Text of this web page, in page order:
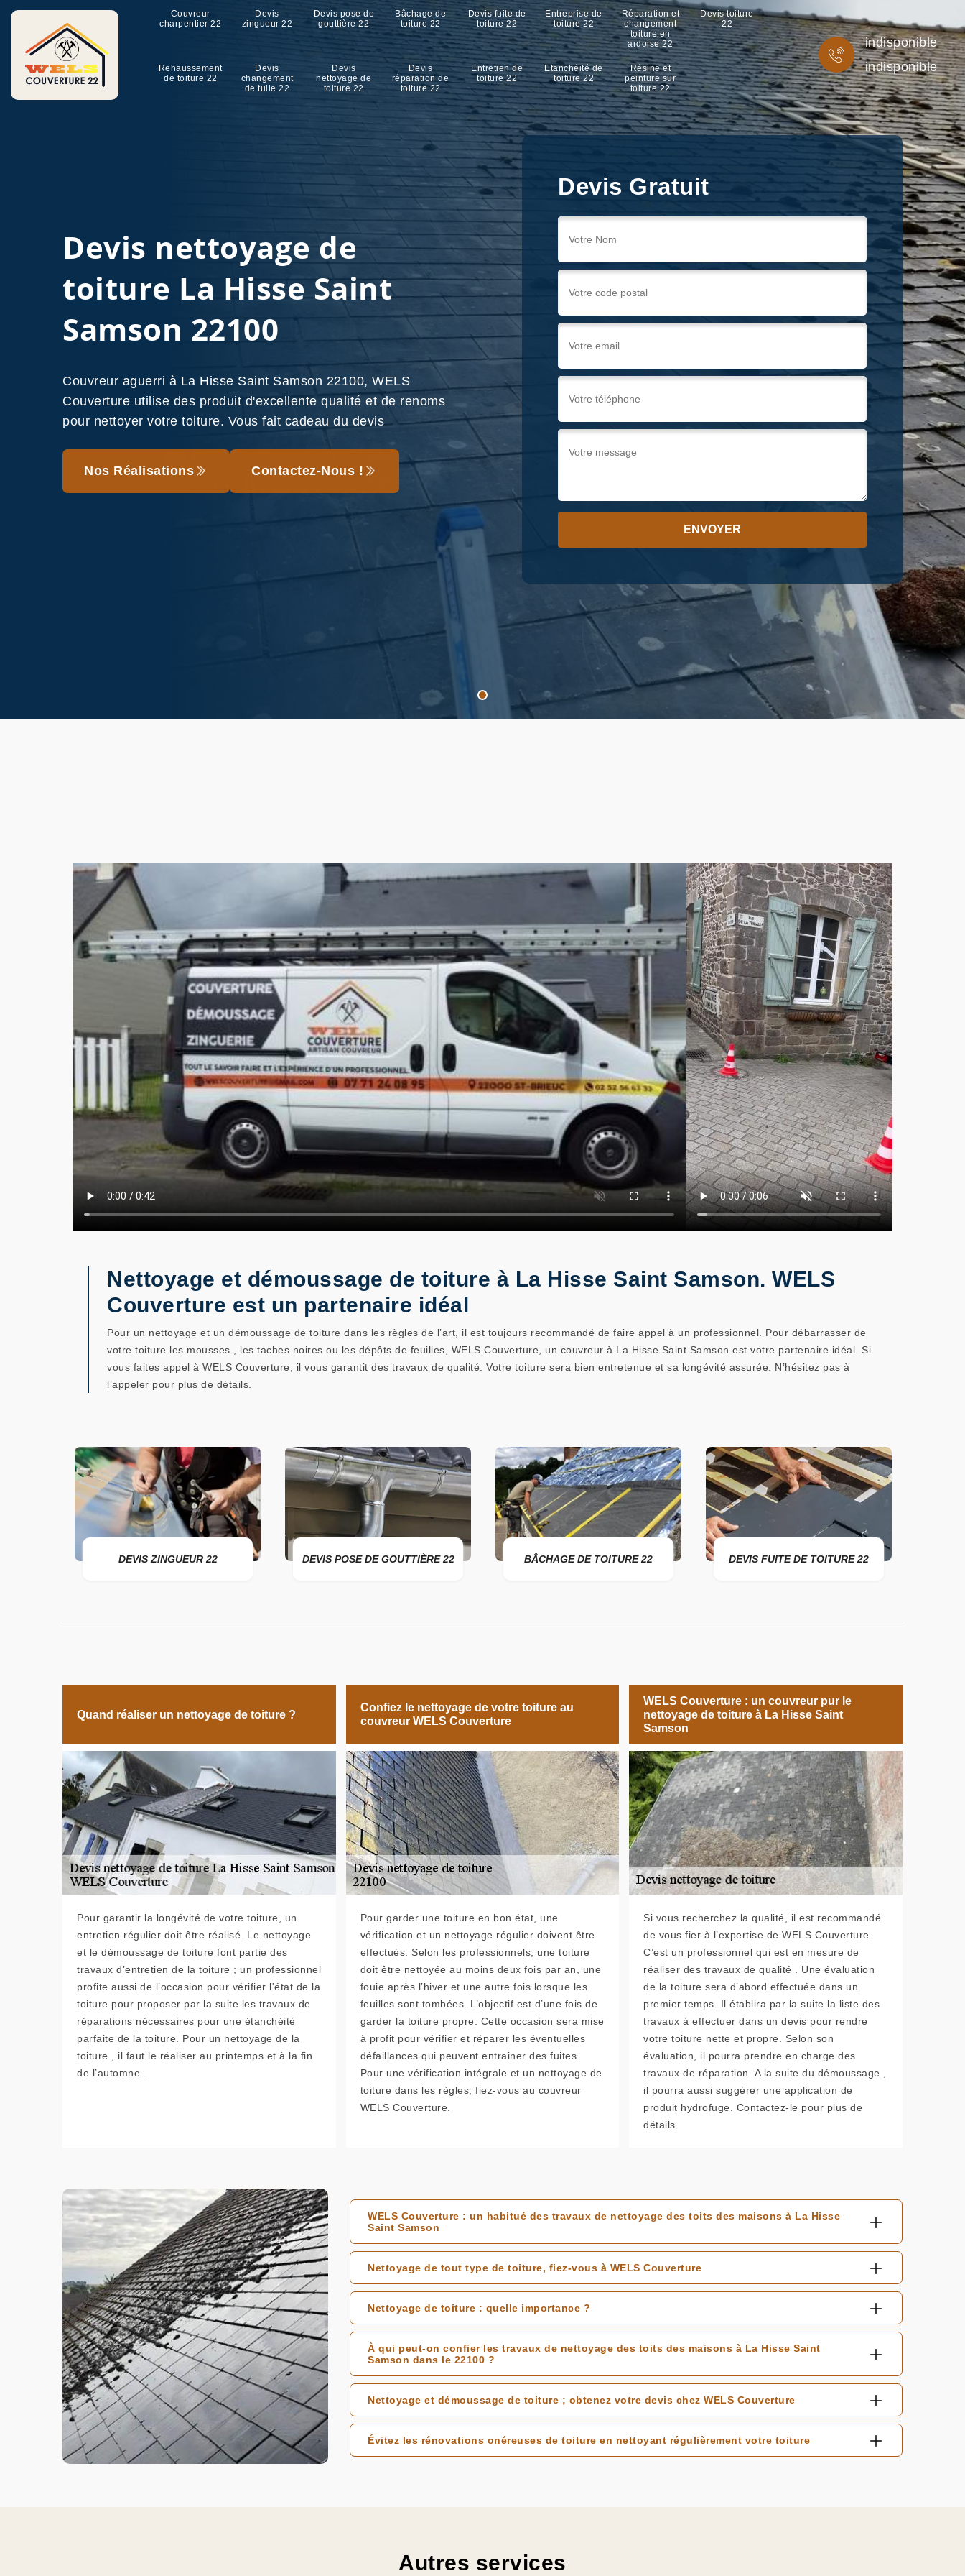
Couvreur
charpentier 22
Devis
zingueur 22
Devis pose de
gouttière 22
Bâchage de
toiture 22
Devis fuite de
toiture 22
Entreprise de
toiture 22
Réparation et
changement
toiture en
ardoise 22
Devis toiture
22
Rehaussement
de toiture 22
Devis
changement
de tuile 22
Devis
nettoyage de
toiture 22
Devis
réparation de
toiture 22
Entretien de
toiture 22
Etanchéité de
toiture 22
Résine et
peinture sur
toiture 22
indisponible
indisponible
Devis nettoyage de
toiture La Hisse Saint
Samson 22100
Couvreur aguerri à La Hisse Saint Samson 22100, WELS
Couverture utilise des produit d'excellente qualité et de renoms
pour nettoyer votre toiture. Vous fait cadeau du devis
Nos Réalisations Contactez-Nous !
Devis Gratuit
Nettoyage et démoussage de toiture à La Hisse Saint Samson. WELS
Couverture est un partenaire idéal
Pour un nettoyage et un démoussage de toiture dans les règles de l’art, il est toujours recommandé de faire appel à un professionnel. Pour débarrasser de
votre toiture les mousses , les taches noires ou les dépôts de feuilles, WELS Couverture, un couvreur à La Hisse Saint Samson est votre partenaire idéal. Si
vous faites appel à WELS Couverture, il vous garantit des travaux de qualité. Votre toiture sera bien entretenue et sa longévité assurée. N’hésitez pas à
l’appeler pour plus de détails.
DEVIS ZINGUEUR 22 DEVIS POSE DE GOUTTIÈRE 22 BÂCHAGE DE TOITURE 22 DEVIS FUITE DE TOITURE 22 ENTREPRISE
Quand réaliser un nettoyage de toiture ?
Pour garantir la longévité de votre toiture, un
entretien régulier doit être réalisé. Le nettoyage
et le démoussage de toiture font partie des
travaux d’entretien de la toiture ; un professionnel
profite aussi de l’occasion pour vérifier l'état de la
toiture pour proposer par la suite les travaux de
réparations nécessaires pour une étanchéité
parfaite de la toiture. Pour un nettoyage de la
toiture , il faut le réaliser au printemps et à la fin
de l’automne .
Confiez le nettoyage de votre toiture au
couvreur WELS Couverture
Pour garder une toiture en bon état, une
vérification et un nettoyage régulier doivent être
effectués. Selon les professionnels, une toiture
doit être nettoyée au moins deux fois par an, une
fouie après l’hiver et une autre fois lorsque les
feuilles sont tombées. L’objectif est d’une fois de
garder la toiture propre. Cette occasion sera mise
à profit pour vérifier et réparer les éventuelles
défaillances qui peuvent entrainer des fuites.
Pour une vérification intégrale et un nettoyage de
toiture dans les règles, fiez-vous au couvreur
WELS Couverture.
WELS Couverture : un couvreur pur le
nettoyage de toiture à La Hisse Saint
Samson
Si vous recherchez la qualité, il est recommandé
de vous fier à l’expertise de WELS Couverture.
C’est un professionnel qui est en mesure de
réaliser des travaux de qualité . Une évaluation
de la toiture sera d’abord effectuée dans un
premier temps. Il établira par la suite la liste des
travaux à effectuer dans un devis pour rendre
votre toiture nette et propre. Selon son
évaluation, il pourra prendre en charge des
travaux de réparation. A la suite du démoussage ,
il pourra aussi suggérer une application de
produit hydrofuge. Contactez-le pour plus de
détails.
WELS Couverture : un habitué des travaux de nettoyage des toits des maisons à La Hisse
Saint Samson
Nettoyage de tout type de toiture, fiez-vous à WELS Couverture
Nettoyage de toiture : quelle importance ?
À qui peut-on confier les travaux de nettoyage des toits des maisons à La Hisse Saint
Samson dans le 22100 ?
Nettoyage et démoussage de toiture ; obtenez votre devis chez WELS Couverture
Évitez les rénovations onéreuses de toiture en nettoyant régulièrement votre toiture
Autres services